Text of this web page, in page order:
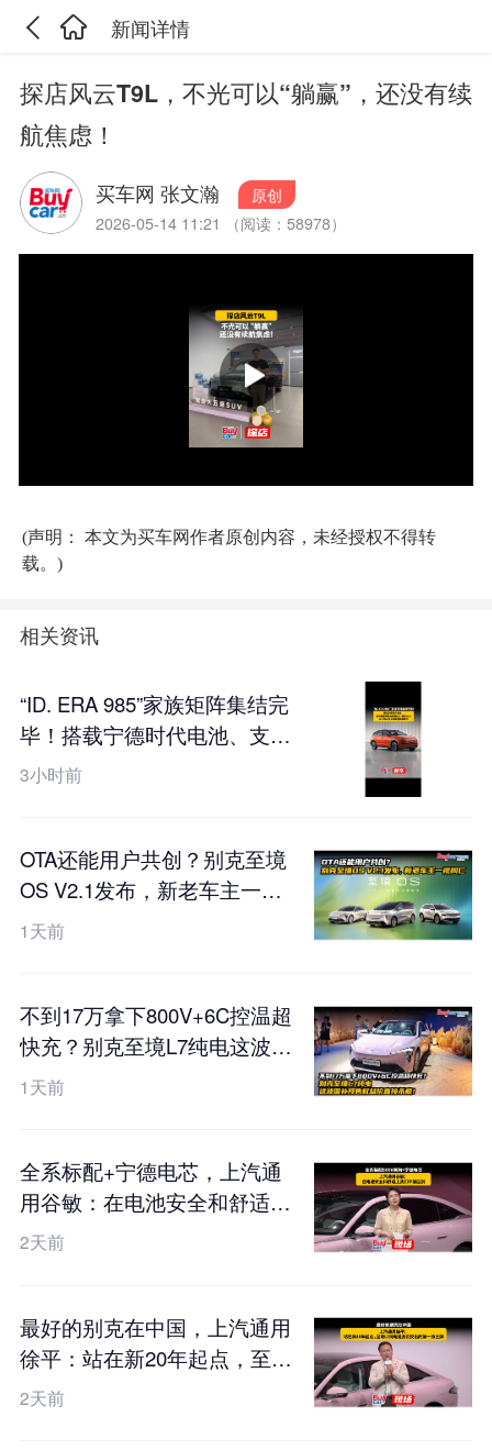
新闻详情
探店风云T9L，不光可以“躺赢”，还没有续
航焦虑！
买车网 张文瀚
原创
2026-05-14 11:21 （阅读：58978）
(声明： 本文为买车网作者原创内容，未经授权不得转
载。)
相关资讯
“ID. ERA 985”家族矩阵集结完
毕！搭载宁德时代电池、支持
真端到端全场景L2++城市
3小时前
OTA还能用户共创？别克至境
OS V2.1发布，新老车主一视
同仁
1天前
不到17万拿下800V+6C控温超
快充？别克至境L7纯电这波国
补预售权益价直接杀疯！
1天前
全系标配+宁德电芯，上汽通
用谷敏：在电池安全和舒适上
我们不搞区别
2天前
最好的别克在中国，上汽通用
徐平：站在新20年起点，至境
L7纯电是我们交出的第一张王
2天前